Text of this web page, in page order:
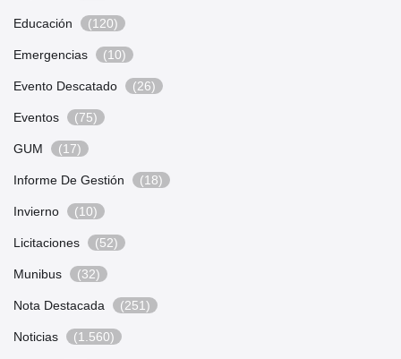
Educación (120)
Emergencias (10)
Evento Descatado (26)
Eventos (75)
GUM (17)
Informe De Gestión (18)
Invierno (10)
Licitaciones (52)
Munibus (32)
Nota Destacada (251)
Noticias (1.560)